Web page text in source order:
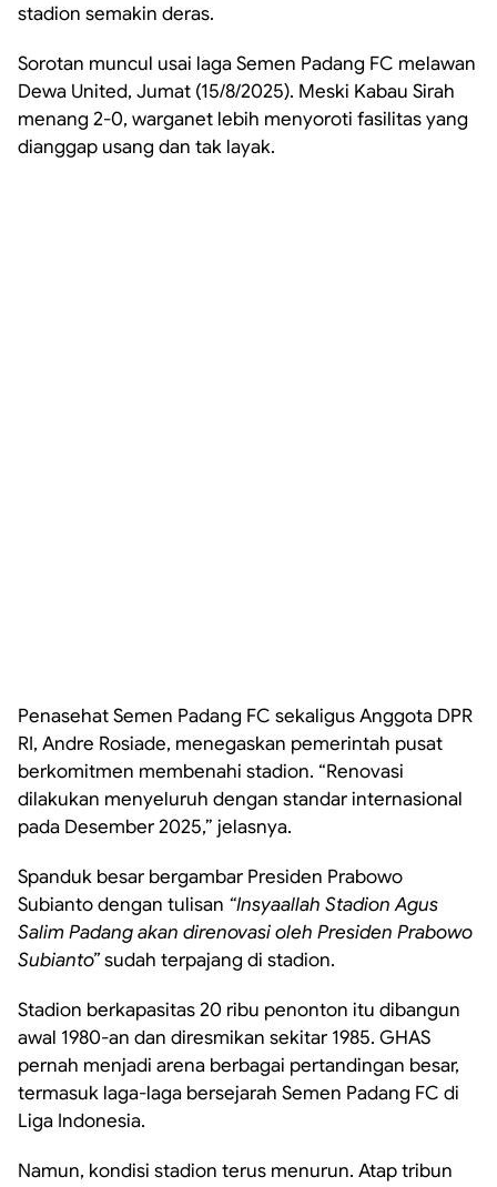
stadion semakin deras.
Sorotan muncul usai laga Semen Padang FC melawan
Dewa United, Jumat (15/8/2025). Meski Kabau Sirah
menang 2-0, warganet lebih menyoroti fasilitas yang
dianggap usang dan tak layak.
Penasehat Semen Padang FC sekaligus Anggota DPR
RI, Andre Rosiade, menegaskan pemerintah pusat
berkomitmen membenahi stadion. “Renovasi
dilakukan menyeluruh dengan standar internasional
pada Desember 2025,” jelasnya.
Spanduk besar bergambar Presiden Prabowo
Subianto dengan tulisan “Insyaallah Stadion Agus
Salim Padang akan direnovasi oleh Presiden Prabowo
Subianto”sudah terpajang di stadion.
Stadion berkapasitas 20 ribu penonton itu dibangun
awal 1980-an dan diresmikan sekitar 1985. GHAS
pernah menjadi arena berbagai pertandingan besar,
termasuk laga-laga bersejarah Semen Padang FC di
Liga Indonesia.
Namun, kondisi stadion terus menurun. Atap tribun